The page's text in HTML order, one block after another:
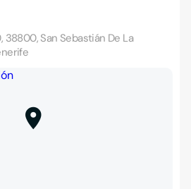
38800, San Sebastián De La